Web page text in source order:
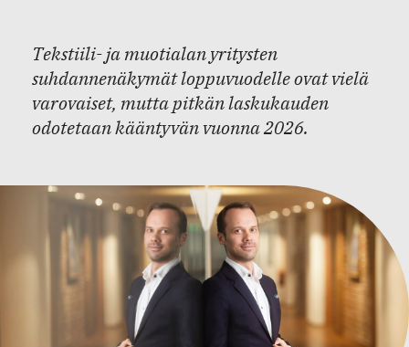
Tekstiili- ja muotialan yritysten
suhdannenäkymät loppuvuodelle ovat vielä
varovaiset, mutta pitkän laskukauden
odotetaan kääntyvän vuonna 2026.